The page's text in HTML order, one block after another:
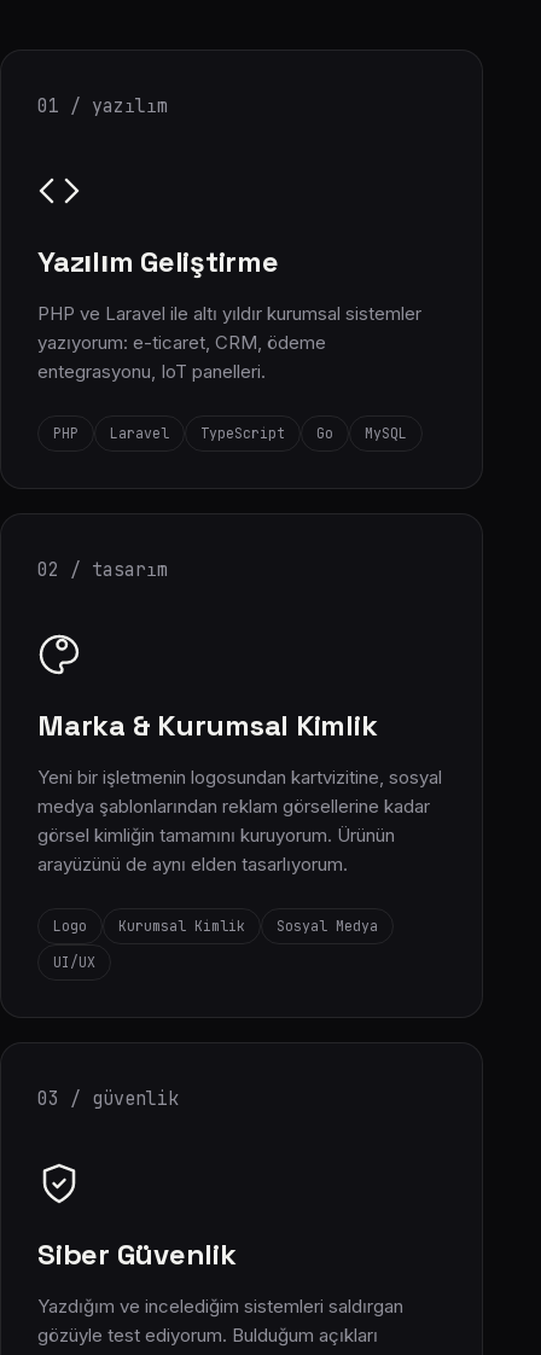
01 / yazılım
Yazılım Geliştirme
PHP ve Laravel ile altı yıldır kurumsal sistemler
yazıyorum: e-ticaret, CRM, ödeme
entegrasyonu, IoT panelleri.
PHP Laravel TypeScript Go MySQL
02 / tasarım
Marka & Kurumsal Kimlik
Yeni bir işletmenin logosundan kartvizitine, sosyal
medya şablonlarından reklam görsellerine kadar
görsel kimliğin tamamını kuruyorum. Ürünün
arayüzünü de aynı elden tasarlıyorum.
Logo Kurumsal Kimlik
Sosyal Medya
UI/UX
03 / güvenlik
Siber Güvenlik
Yazdığım ve incelediğim sistemleri saldırgan
gözüyle test ediyorum. Bulduğum açıkları